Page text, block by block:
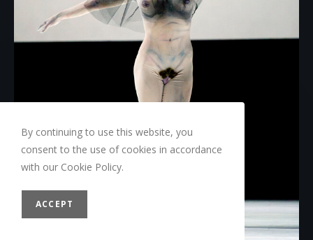
By continuing to use this website, you
consent to the use of cookies in accordance
with our Cookie Policy.
ACCEPT